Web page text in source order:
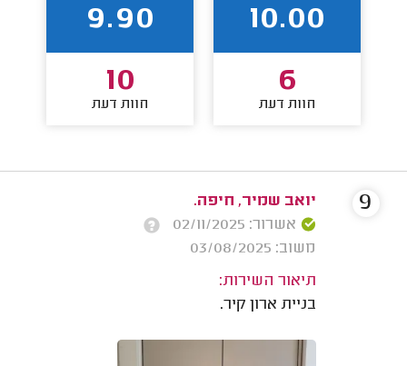
10.00
6
חוות דעת
9.90
10
חוות דעת
יואב שמיר, חיפה.
אשרור: 02/11/2025
משוב: 03/08/2025
תיאור השירות:
בניית ארון קיר.
9